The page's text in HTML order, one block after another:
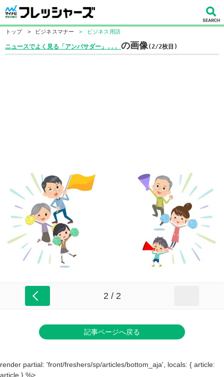
トップ > ビジネスマナー > ビジネス用語
ニュースでよく見る「アンバサダー」... の画像(2/2枚目)
2 / 2
記事ページへ戻る
render partial: 'front/freshers/sp/articles/bottom_aja', locals: { article:
article } %>